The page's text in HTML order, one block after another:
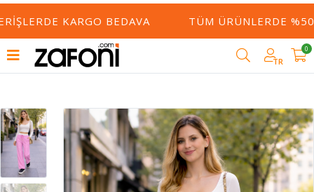
KARGO BEDAVA TÜM ÜRÜNLERDE %50
TR
0